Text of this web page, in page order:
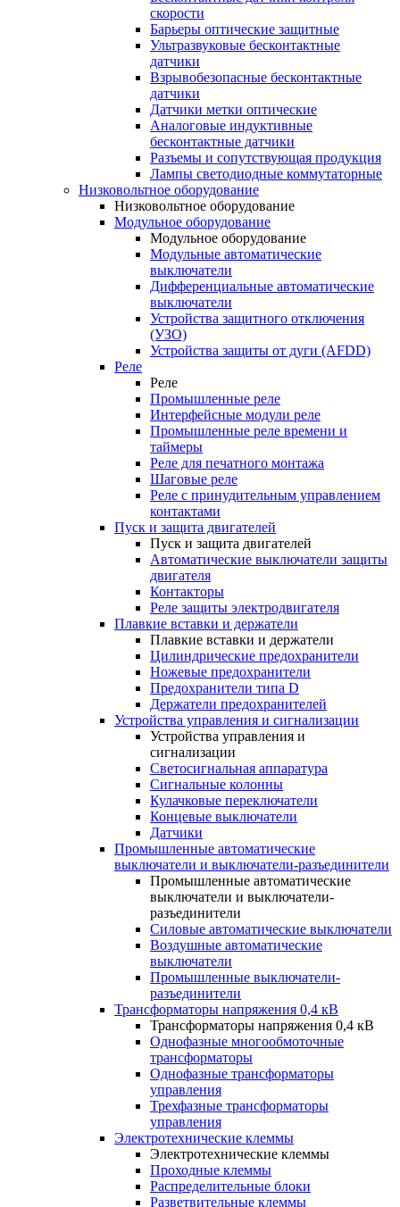
скорости
Барьеры оптические защитные
Ультразвуковые бесконтактные
датчики
Взрывобезопасные бесконтактные
датчики
Датчики метки оптические
Аналоговые индуктивные
бесконтактные датчики
Разъемы и сопутствующая продукция
Лампы светодиодные коммутаторные
Низковольтное оборудование
Низковольтное оборудование
Модульное оборудование
Модульное оборудование
Модульные автоматические
выключатели
Дифференциальные автоматические
выключатели
Устройства защитного отключения
(УЗО)
Устройства защиты от дуги (AFDD)
Реле
Реле
Промышленные реле
Интерфейсные модули реле
Промышленные реле времени и
таймеры
Реле для печатного монтажа
Шаговые реле
Реле с принудительным управлением
контактами
Пуск и защита двигателей
Пуск и защита двигателей
Автоматические выключатели защиты
двигателя
Контакторы
Реле защиты электродвигателя
Плавкие вставки и держатели
Плавкие вставки и держатели
Цилиндрические предохранители
Ножевые предохранители
Предохранители типа D
Держатели предохранителей
Устройства управления и сигнализации
Устройства управления и
сигнализации
Светосигнальная аппаратура
Сигнальные колонны
Кулачковые переключатели
Концевые выключатели
Датчики
Промышленные автоматические
выключатели и выключатели-разъединители
Промышленные автоматические
выключатели и выключатели-
разъединители
Силовые автоматические выключатели
Воздушные автоматические
выключатели
Промышленные выключатели-
разъединители
Трансформаторы напряжения 0,4 кВ
Трансформаторы напряжения 0,4 кВ
Однофазные многообмоточные
трансформаторы
Однофазные трансформаторы
управления
Трехфазные трансформаторы
управления
Электротехнические клеммы
Электротехнические клеммы
Проходные клеммы
Распределительные блоки
Разветвительные клеммы